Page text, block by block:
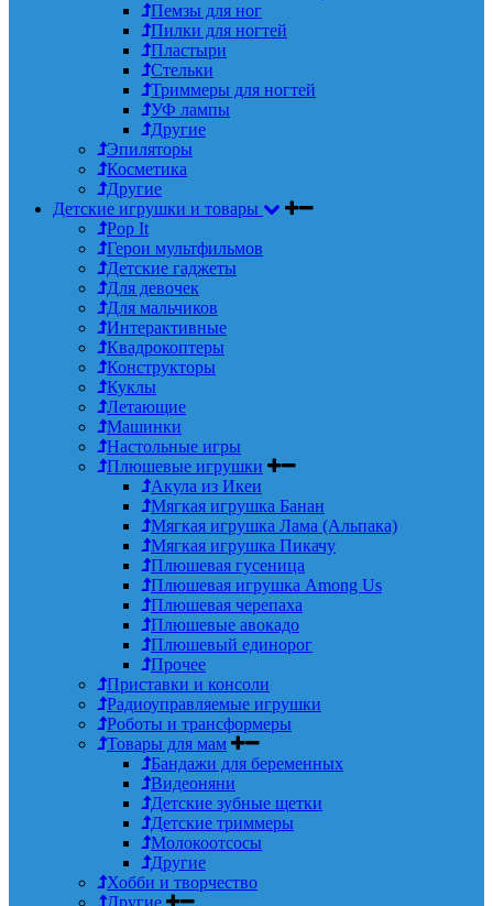
Пемзы для ног
Пилки для ногтей
Пластыри
Стельки
Триммеры для ногтей
УФ лампы
Другие
Эпиляторы
Косметика
Другие
Детские игрушки и товары
Pop It
Герои мультфильмов
Детские гаджеты
Для девочек
Для мальчиков
Интерактивные
Квадрокоптеры
Конструкторы
Куклы
Летающие
Машинки
Настольные игры
Плюшевые игрушки
Акула из Икеи
Мягкая игрушка Банан
Мягкая игрушка Лама (Альпака)
Мягкая игрушка Пикачу
Плюшевая гусеница
Плюшевая игрушка Among Us
Плюшевая черепаха
Плюшевые авокадо
Плюшевый единорог
Прочее
Приставки и консоли
Радиоуправляемые игрушки
Роботы и трансформеры
Товары для мам
Бандажи для беременных
Видеоняни
Детские зубные щетки
Детские триммеры
Молокоотсосы
Другие
Хобби и творчество
Другие